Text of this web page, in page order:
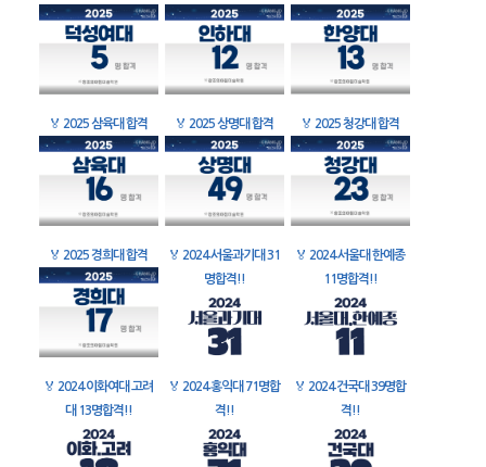
🏅 2025 삼육대 합격 🏅 2025 상명대 합격 🏅 2025 청강대 합격
🏅 2025 경희대 합격 🏅 2024 서울과기대 31
명합격!!
🏅 2024 서울대 한예종
11명합격!!
🏅 2024 이화여대 고려
대 13명합격!!
🏅 2024 홍익대 71명합
격!!
🏅 2024 건국대 39명합
격!!